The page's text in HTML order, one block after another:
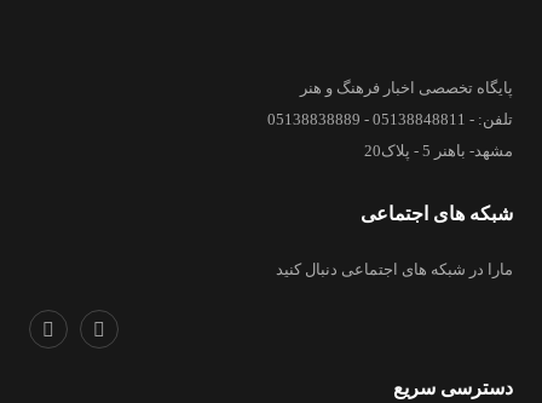
پایگاه تخصصی اخبار فرهنگ و هنر
تلفن: - 05138848811 - 05138838889
مشهد- باهنر 5 - پلاک20
شبکه های اجتماعی
مارا در شبکه های اجتماعی دنبال کنید
دسترسی سریع